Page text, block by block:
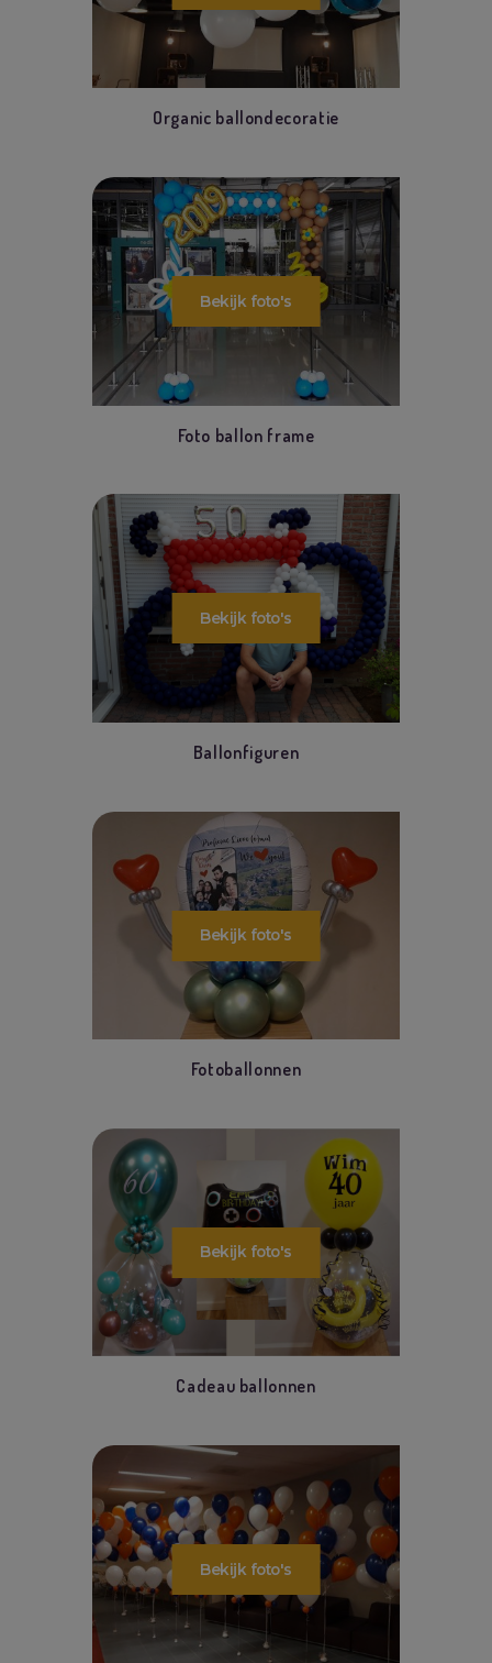
Organic ballondecoratie
Foto ballon frame
Ballonfiguren
Fotoballonnen
Cadeau ballonnen